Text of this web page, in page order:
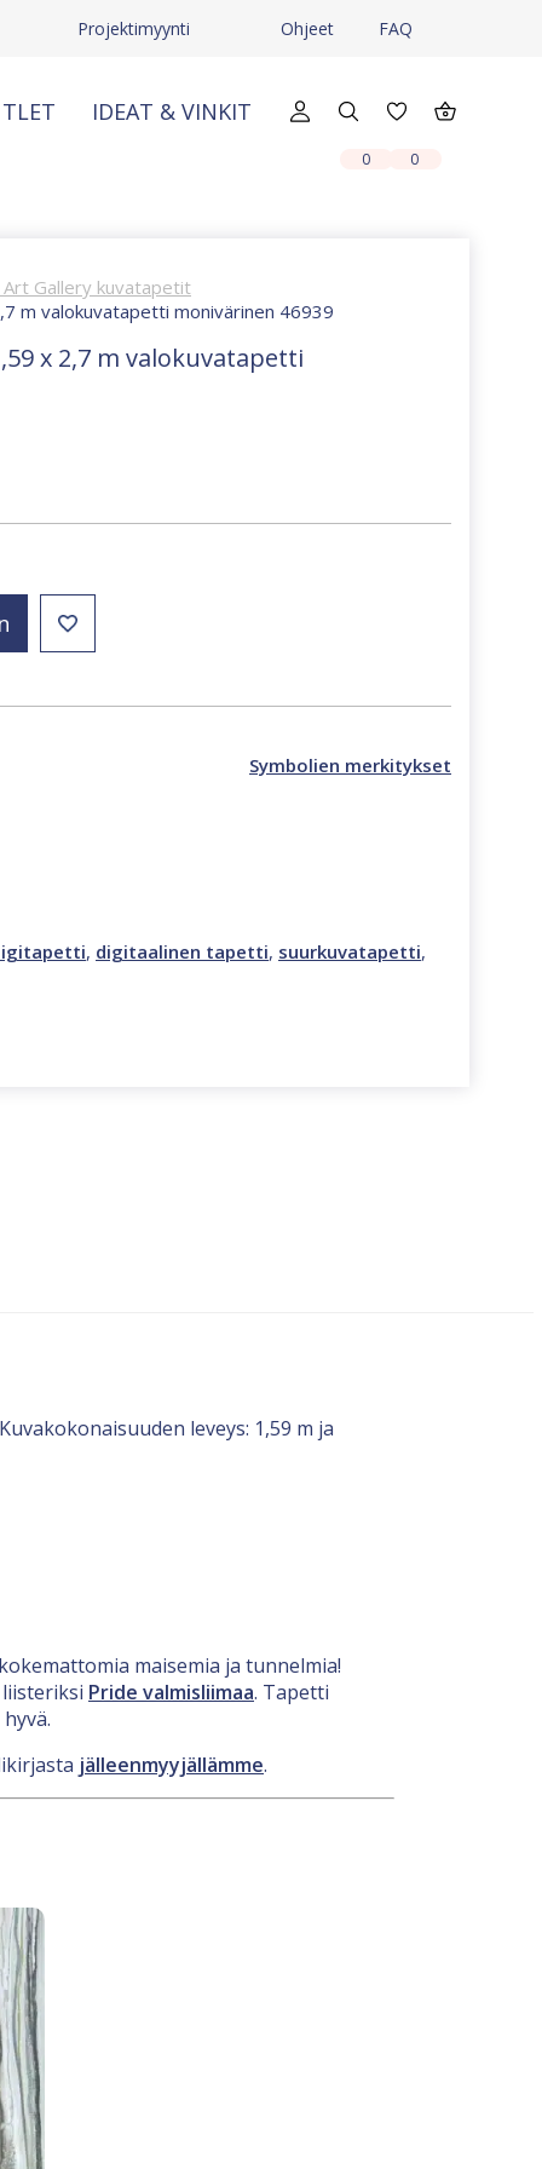
Projektimyynti Ohjeet FAQ
IDEAT & VINKIT
0 0
Gallery kuvatapetit
m valokuvatapetti monivärinen 46939
x 2,7 m valokuvatapetti
Symbolien merkitykset
, digitaalinen tapetti, suurkuvatapetti,
leveys: 1,59 m ja
maisemia ja tunnelmia!
Pride valmisliimaa. Tapetti
jälleenmyyjällämme.